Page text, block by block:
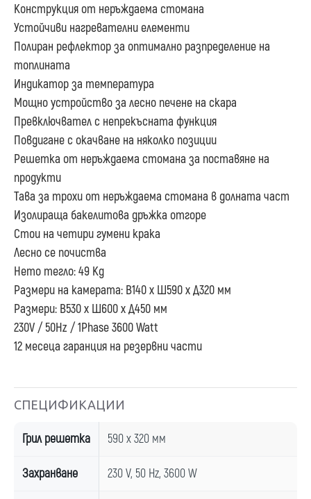
Конструкция от неръждаема стомана
Устойчиви нагревателни елементи
Полиран рефлектор за оптимално разпределение на
топлината
Индикатор за температура
Мощно устройство за лесно печене на скара
Превключвател с непрекъсната функция
Повдигане с окачване на няколко позиции
Решетка от неръждаема стомана за поставяне на
продукти
Тава за трохи от неръждаема стомана в долната част
Изолираща бакелитова дръжка отгоре
Стои на четири гумени крака
Лесно се почиства
Нето тегло: 49 Kg
Размери на камерата: В140 х Ш590 х Д320 мм
Размери: В530 х Ш600 х Д450 мм
230V / 50Hz / 1Phase 3600 Watt
12 месеца гаранция на резервни части
СПЕЦИФИКАЦИИ
Грил решетка 590 x 320 мм
Захранване 230 V, 50 Hz, 3600 W